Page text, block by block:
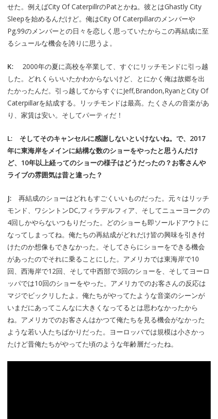
せた。例えばCity Of CaterpillrのPatとかね。彼とはGhastly City
Sleepを始めるんだけど。俺はCity Of Caterpillarのメンバーや
Pg.99のメンバーとの日々を恋しく思っていたからこの再結成に至
るシュールな機会を誇りに思うよ。
K: 2000年の夏に高校を卒業して、すぐにリッチモンドに引っ越
した。どれくらいいたかわからないけど、とにかく俺は故郷を出
たかったんだ。引っ越してからすぐにJeff,Brandon,RyanとCity Of
Caterpillarを結成する。リッチモンドは最高。たくさんの音楽があ
り、家賃は安い。そしてパーティだ！
L: そしてそのキャンセルに感謝しないといけないね。で、2017
年に東海岸をメインに結構な数のショーをやったと思うんだけ
ど、10年以上経ってのショーの様子はどうだったの？お客さんや
ライブの雰囲気は昔と違った？
J: 再結成のショーはどれもすごくいいものだった。元々はリッチ
モンド、ワシントンDC,フィラデルフィア、そしてニューヨークの
4回しかやらないつもりだった。どのショーも即ソールドアウトに
なってしまってね。俺たちの再結成がどれだけ皆の興味を引き付
けたのか想像もできなかった。そしてさらにショーをできる機会
があったのでそれに乗ることにした。アメリカでは東海岸で10
回、西海岸で12回、そして中西部で3回のショーを、そしてヨーロ
ッパでは10回のショーをやった。アメリカでのお客さんの反応は
マジでビックリしたよ。俺たちがやってたような音楽のシーンが
いまだにあってこんなに大きくなってるとは思わなかったから
ね。アメリカでのお客さんはかつて俺たちを見る機会がなかった
ような若い人たちばかりだった。ヨーロッパでは規模は小さかっ
たけど昔俺たちがやってた頃のような年齢層だったね。